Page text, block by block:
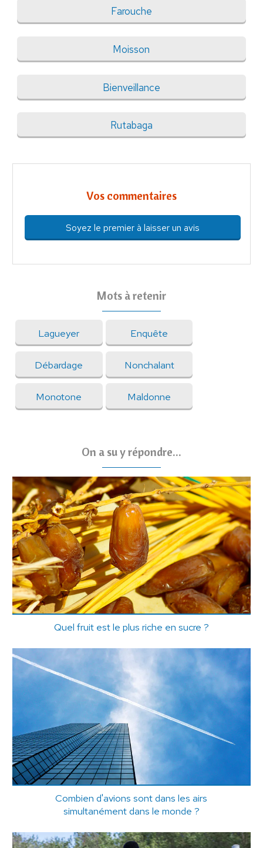
Farouche
Moisson
Bienveillance
Rutabaga
Vos commentaires
Soyez le premier à laisser un avis
Mots à retenir
Lagueyer Enquête
Débardage Nonchalant
Monotone Maldonne
On a su y répondre...
Quel fruit est le plus riche en sucre ?
Combien d'avions sont dans les airs
simultanément dans le monde ?